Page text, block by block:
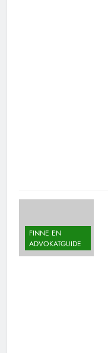
FINNE EN
ADVOKATGUIDE